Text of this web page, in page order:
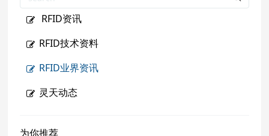
RFID资讯
RFID技术资料
RFID业界资讯
灵天动态
为你推荐